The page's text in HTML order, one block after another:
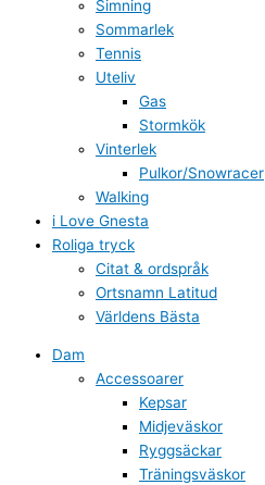
Simning
Sommarlek
Tennis
Uteliv
Gas
Stormkök
Vinterlek
Pulkor/Snowracer
Walking
i Love Gnesta
Roliga tryck
Citat & ordspråk
Ortsnamn Latitud
Världens Bästa
Dam
Accessoarer
Kepsar
Midjeväskor
Ryggsäckar
Träningsväskor